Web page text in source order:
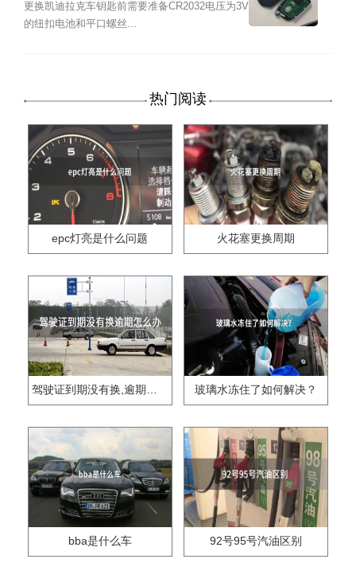
更换凯迪拉克车钥匙前需要准备CR2032电压为3V
的纽扣电池和平口螺丝...
热门阅读
epc灯亮是什么问题 火花塞更换周期
驾驶证到期没有换,逾期怎么办?? 玻璃水冻住了如何解决？
bba是什么车 92号95号汽油区别